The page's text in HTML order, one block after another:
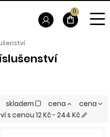
skladem cena
cena
s cenou12 Kč - 244 Kč
0